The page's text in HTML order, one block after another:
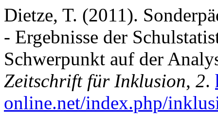
Dietze, T. (2011).
- Ergebnisse der
Schwerpunkt auf der
Zeitschrift für Inklusion, 2.
online.net/index.php/